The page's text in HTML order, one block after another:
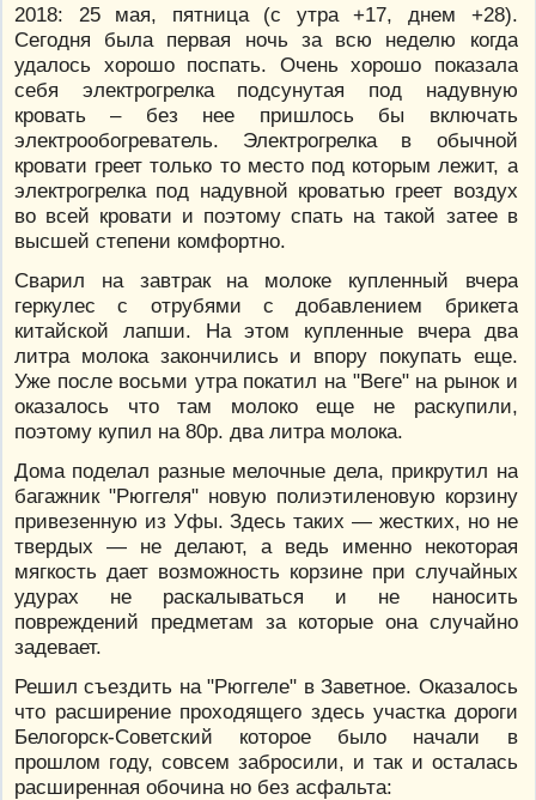
2018: 25 мая, пятница (с утра +17, днем +28).
Сегодня была первая ночь за всю неделю когда
удалось хорошо поспать. Очень хорошо показала
себя электрогрелка подсунутая под надувную
кровать – без нее пришлось бы включать
электрообогреватель. Электрогрелка в обычной
кровати греет только то место под которым лежит, а
электрогрелка под надувной кроватью греет воздух
во всей кровати и поэтому спать на такой затее в
высшей степени комфортно.
Сварил на завтрак на молоке купленный вчера
геркулес с отрубями с добавлением брикета
китайской лапши. На этом купленные вчера два
литра молока закончились и впору покупать еще.
Уже после восьми утра покатил на "Веге" на рынок и
оказалось что там молоко еще не раскупили,
поэтому купил на 80р. два литра молока.
Дома поделал разные мелочные дела, прикрутил на
багажник "Рюггеля" новую полиэтиленовую корзину
привезенную из Уфы. Здесь таких — жестких, но не
твердых — не делают, а ведь именно некоторая
мягкость дает возможность корзине при случайных
удурах не раскалываться и не наносить
повреждений предметам за которые она случайно
задевает.
Решил съездить на "Рюггеле" в Заветное. Оказалось
что расширение проходящего здесь участка дороги
Белогорск-Советский которое было начали в
прошлом году, совсем забросили, и так и осталась
расширенная обочина но без асфальта: